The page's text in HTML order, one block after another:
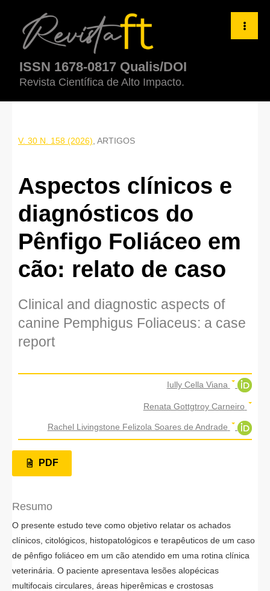
Aspectos clínicos e diagnósticos do Pênfigo Foliáceo em cão:
ISSN 1678-0817 Qualis/DOI
Revista Científica de Alto Impacto.
V. 30 N. 158 (2026), ARTIGOS
Aspectos clínicos e
diagnósticos do
Pênfigo Foliáceo em
cão: relato de caso
Clinical and diagnostic aspects of
canine Pemphigus Foliaceus: a case
report
Iully Cella Viana
Renata Gottgtroy Carneiro
Rachel Livingstone Felizola Soares de Andrade
PDF
Resumo
O presente estudo teve como objetivo relatar os achados
clínicos, citológicos, histopatológicos e terapêuticos de um caso
de pênfigo foliáceo em um cão atendido em uma rotina clínica
veterinária. O paciente apresentava lesões alopécicas
multifocais circulares, áreas hiperêmicas e crostosas